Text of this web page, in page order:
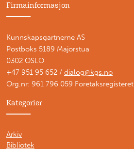
Firmainformasjon
Kunnskapsgartnerne AS
Postboks 5189 Majorstua
0302 OSLO
+47 951 95 652 / dialog@kgs.no
Org.nr: 961 796 059 Foretaksregisteret
Kategorier
Arkiv
Bibliotek